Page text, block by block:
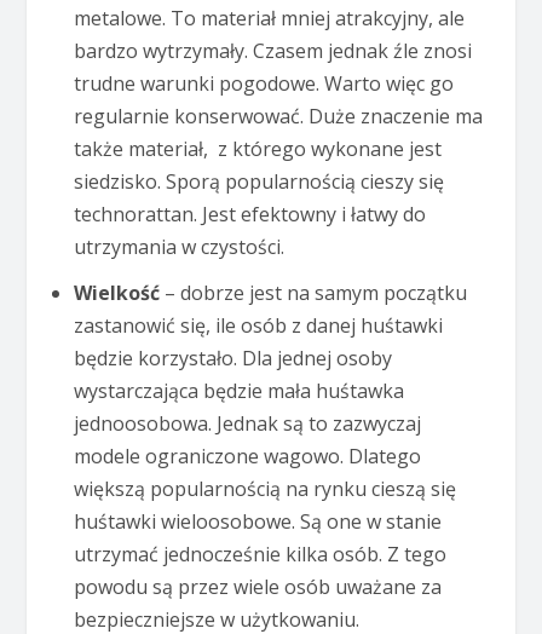
metalowe. To materiał mniej atrakcyjny, ale
bardzo wytrzymały. Czasem jednak źle znosi
trudne warunki pogodowe. Warto więc go
regularnie konserwować. Duże znaczenie ma
także materiał, z którego wykonane jest
siedzisko. Sporą popularnością cieszy się
technorattan. Jest efektowny i łatwy do
utrzymania w czystości.
Wielkość– dobrze jest na samym początku
zastanowić się, ile osób z danej huśtawki
będzie korzystało. Dla jednej osoby
wystarczająca będzie mała huśtawka
jednoosobowa. Jednak są to zazwyczaj
modele ograniczone wagowo. Dlatego
większą popularnością na rynku cieszą się
huśtawki wieloosobowe. Są one w stanie
utrzymać jednocześnie kilka osób. Z tego
powodu są przez wiele osób uważane za
bezpieczniejsze w użytkowaniu.